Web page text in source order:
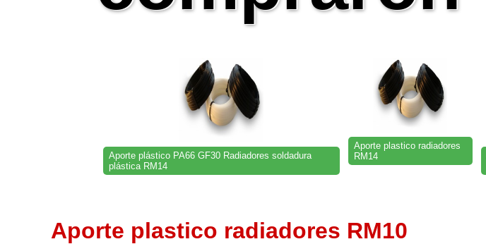
Aporte plástico PA66 GF30 Radiadores soldadura
plástica RM14
Aporte plastico radiadores
RM14
Aporte plastico radiadores RM10